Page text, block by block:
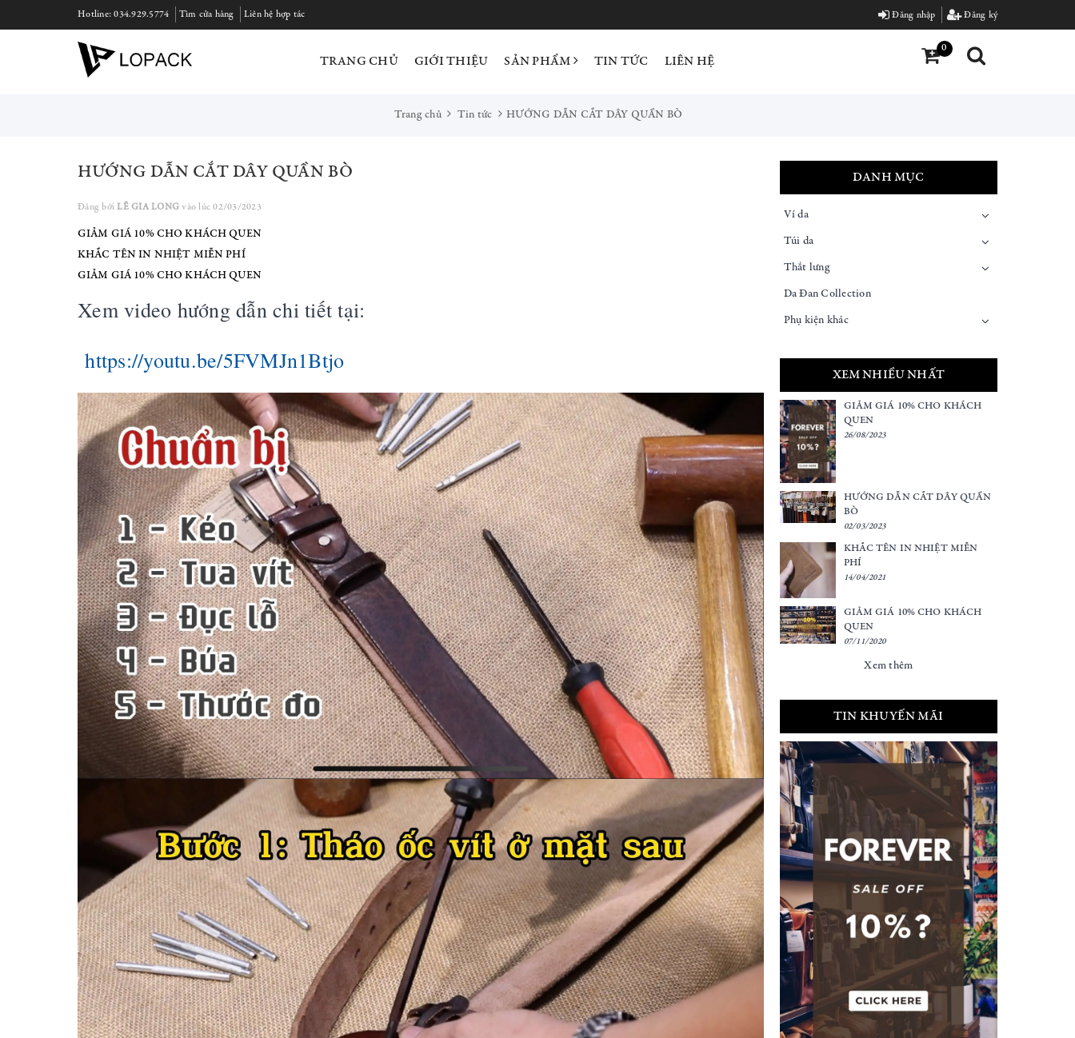
Hotline:034.929.5774 Tìm cửa hàng Liên hệ hợp tác Đăng nhập Đăng ký
TRANG CHỦ GIỚI THIỆU SẢN PHẨM TIN TỨC LIÊN HỆ
0
Trang chủ Tin tức HƯỚNG DẪN CẮT DÂY QUẦN BÒ
HƯỚNG DẪN CẮT DÂY QUẦN BÒ
Đăng bởiLÊ GIA LONG vào lúc 02/03/2023
GIẢM GIÁ 10% CHO KHÁCH QUEN
KHẮC TÊN IN NHIỆT MIỄN PHÍ
GIẢM GIÁ 10% CHO KHÁCH QUEN
Xem video hướng dẫn chi tiết tại:
https://youtu.be/5FVMJn1Btjo
DANH MỤC
Ví da
Túi da
Thắt lưng
Da Đan Collection
Phụ kiện khác
XEM NHIỀU NHẤT
GIẢM GIÁ 10% CHO KHÁCH
QUEN
26/08/2023
HƯỚNG DẪN CẮT DÂY QUẦN
BÒ
02/03/2023
KHẮC TÊN IN NHIỆT MIỄN
PHÍ
14/04/2021
GIẢM GIÁ 10% CHO KHÁCH
QUEN
07/11/2020
Xem thêm
TIN KHUYẾN MÃI